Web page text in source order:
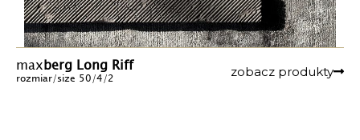
maxberg Long Riff
rozmiar/size 50/4/2 zobacz produkty